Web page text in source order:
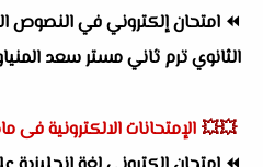
⏪ امتحان إلكتروني في النصوص
الثانوي ترم ثاني مستر سعد
💥💥 الإمتحانات الالكترونية فى